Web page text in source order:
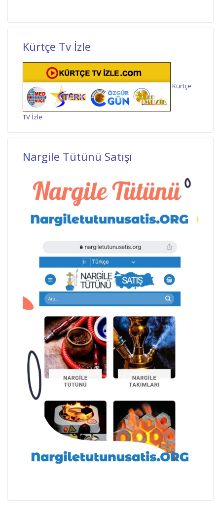
Kürtçe Tv İzle
Kürtçe
TV İzle
Nargile Tütünü Satışı